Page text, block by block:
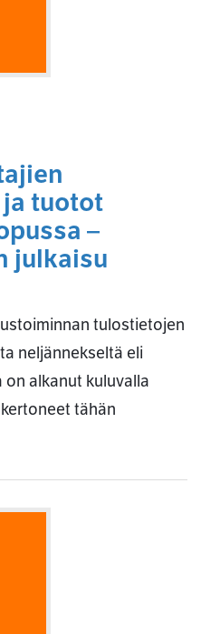
tuotot
–
julkaisu
tulostietojen
neljännekseltä eli
alkanut kuluvalla
tähän